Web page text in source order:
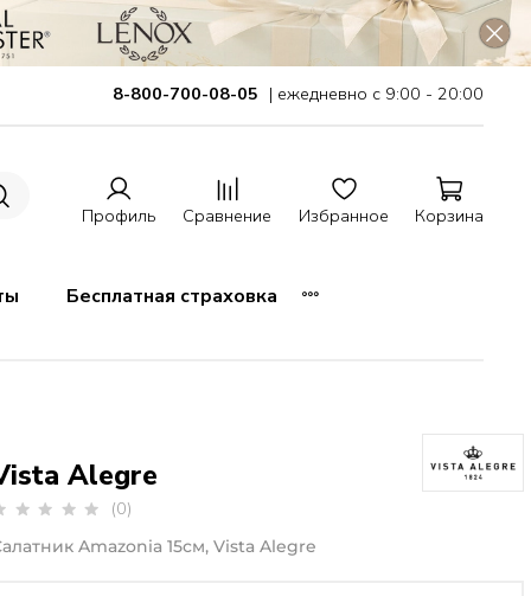
8-800-700-08-05 | ежедневно с 9:00 - 20:00
Профиль Сравнение Избранное Корзина
Бесплатная страховка
(0)
Alegre
Amazonia 15см, Vista Alegre